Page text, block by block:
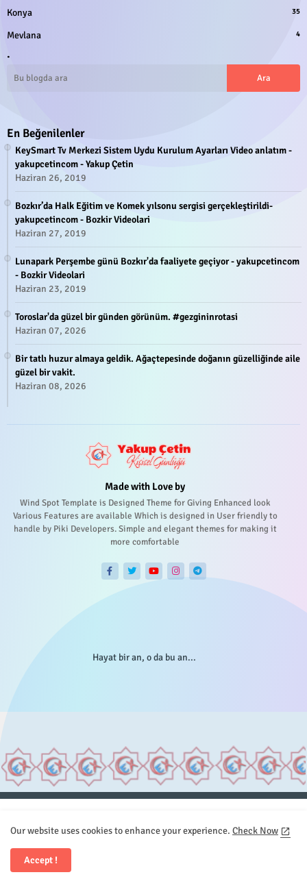
Konya 35
Mevlana 4
.
En Beğenilenler
KeySmart Tv Merkezi Sistem Uydu Kurulum Ayarları Video anlatım -
yakupcetincom - Yakup Çetin
Haziran 26, 2019
Bozkır’da Halk Eğitim ve Komek yılsonu sergisi gerçekleştirildi-
yakupcetincom - Bozkir Videolari
Haziran 27, 2019
Lunapark Perşembe günü Bozkır'da faaliyete geçiyor - yakupcetincom
- Bozkir Videolari
Haziran 23, 2019
Toroslar'da güzel bir günden görünüm. #gezgininrotasi
Haziran 07, 2026
Bir tatlı huzur almaya geldik. Ağaçtepesinde doğanın güzelliğinde aile
güzel bir vakit.
Haziran 08, 2026
Made with Love by
Wind Spot Template is Designed Theme for Giving Enhanced look
Various Features are available Which is designed in User friendly to
handle by Piki Developers. Simple and elegant themes for making it
more comfortable
Hayat bir an, o da bu an...
Sitemap
İletişim
Our website uses cookies to enhance your experience. Check Now
Accept !